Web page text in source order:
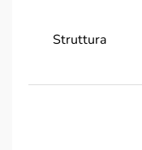
Struttura